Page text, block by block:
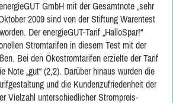
GmbH mit der Gesamtnote „sehr
2009 sind von der Stiftung Warentest
Der energieGUT-Tarif „HalloSpar!“
Stromtarifen in diesem Test mit der
Bei den Ökostromtarifen erzielte der Tarif
Note „gut“ (2,2). Darüber hinaus wurden die
und die Kundenzufriedenheit der
Vielzahl unterschiedlicher Strompreis-